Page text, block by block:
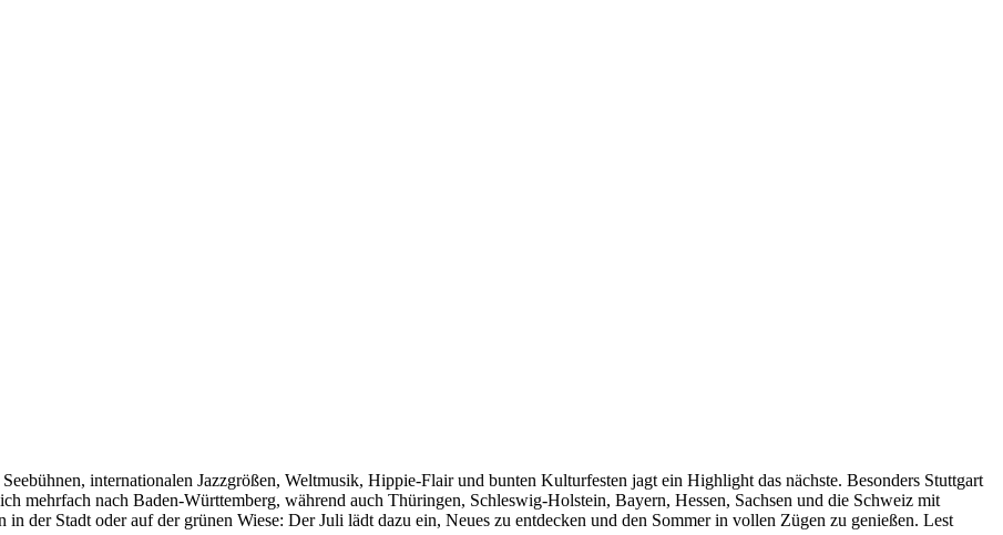
internationalen Jazzgrößen, Weltmusik, Hippie-Flair und bunten Kulturfesten jagt ein Highlight das nächste. Besonders Stuttgart
mehrfach nach Baden-Württemberg, während auch Thüringen, Schleswig-Holstein, Bayern, Hessen, Sachsen und die Schweiz mit
in der Stadt oder auf der grünen Wiese: Der Juli lädt dazu ein, Neues zu entdecken und den Sommer in vollen Zügen zu genießen. Lest